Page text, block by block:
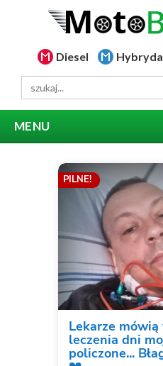
Diesel Hybryda
MENU